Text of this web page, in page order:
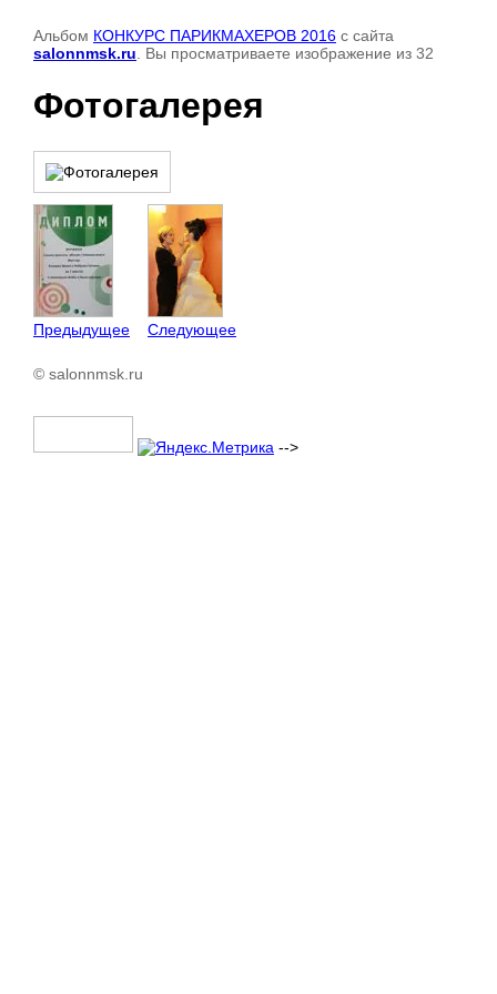
Альбом КОНКУРС ПАРИКМАХЕРОВ 2016 с сайта
salonnmsk.ru . Вы просматриваете изображение из 32
Фотогалерея
Предыдущее Следующее
© salonnmsk.ru
-->